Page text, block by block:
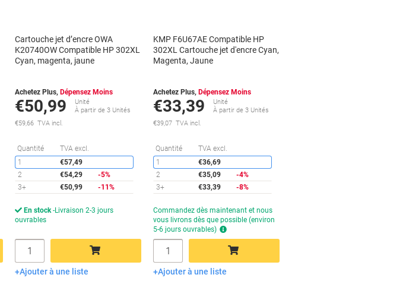
Économies
Cartouche jet d’encre OWA
K20740OW Compatible HP 302XL
Cyan, magenta, jaune
Achetez Plus, Dépensez Moins
€50,99
Unité
À partir de 3 Unités
€59,66 TVA incl.
Quantité TVA excl.
Économies
1
€57,49
2
€54,29
-5%
3+
€50,99 -11%
En stock Livraison 2-3 jours
ouvrables
Quantité
Ajouter au panier
Ajouter à une liste
KMP F6U67AE Compatible HP
302XL Cartouche jet d'encre Cyan,
Magenta, Jaune
Achetez Plus, Dépensez Moins
€33,39
Unité
À partir de 3 Unités
€39,07 TVA incl.
Quantité TVA excl.
1
€36,69
2
€35,09
-4%
3+
€33,39 -8%
Temporairement
en
rupture
de
stock
Commandez dès maintenant et nous
vous livrons dès que possible (environ
5-6 jours ouvrables)
Quantité
Ajouter au panier
Ajouter à une liste